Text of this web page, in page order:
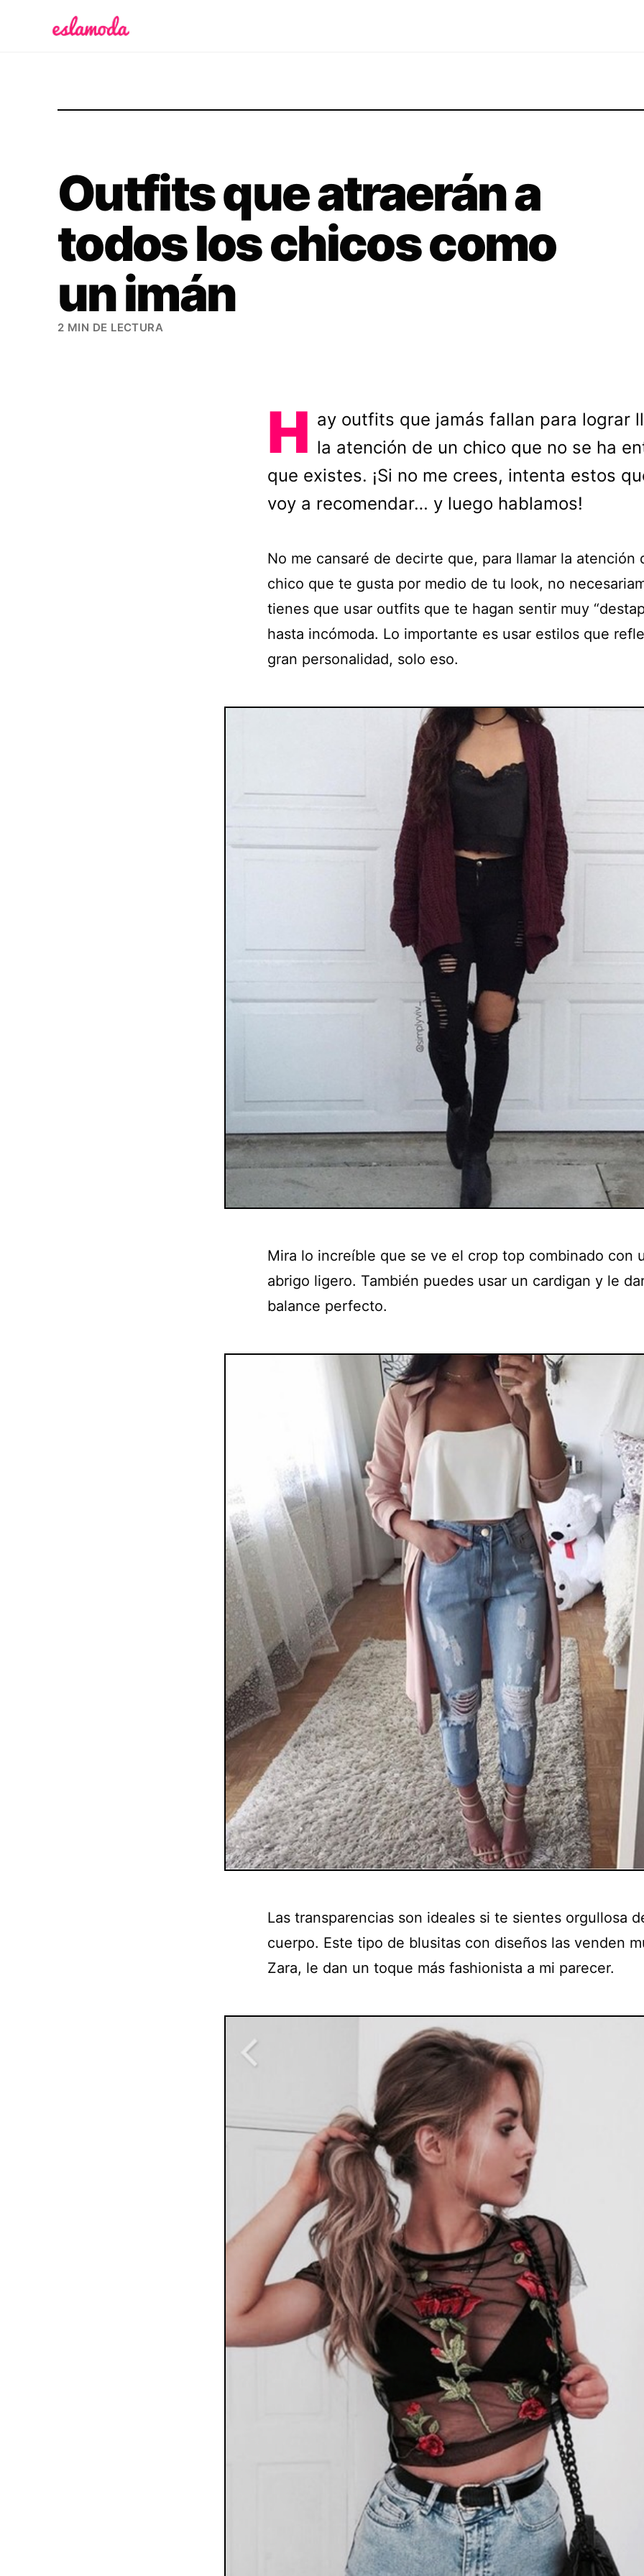
Outfits que atraerán a
todos los chicos como
un imán
2 MIN DE LECTURA
H ay outfits que jamás fallan para lograr
la atención de un chico que no se ha
que existes. ¡Si no me crees, intenta estos
voy a recomendar… y luego hablamos!
No me cansaré de decirte que, para llamar la atención
chico que te gusta por medio de tu look, no
tienes que usar outfits que te hagan sentir muy
hasta incómoda. Lo importante es usar estilos que
gran personalidad, solo eso.
Mira lo increíble que se ve el crop top combinado con
abrigo ligero. También puedes usar un cardigan y le
balance perfecto.
Las transparencias son ideales si te sientes orgullosa
cuerpo. Este tipo de blusitas con diseños las venden
Zara, le dan un toque más fashionista a mi parecer.